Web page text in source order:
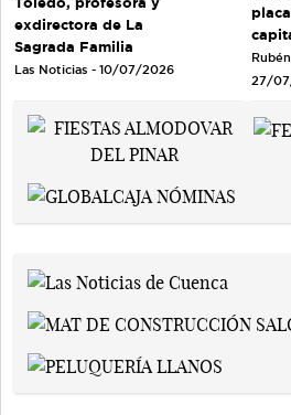
exdirectora de La
Sagrada Familia
Las Noticias - 10/07/2026
27/